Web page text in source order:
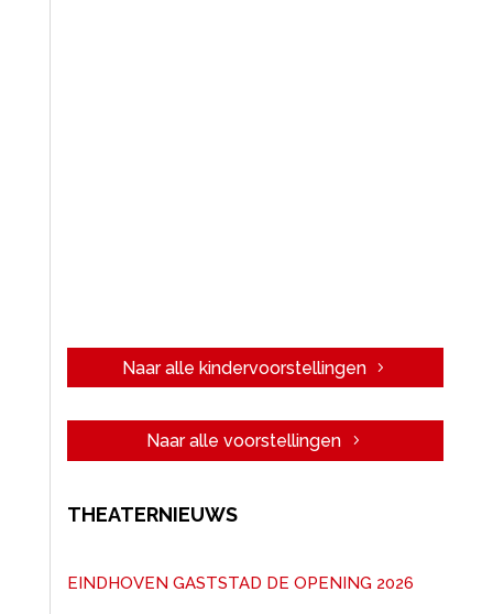
Naar alle kindervoorstellingen
Naar alle voorstellingen
THEATERNIEUWS
EINDHOVEN GASTSTAD DE OPENING 2026